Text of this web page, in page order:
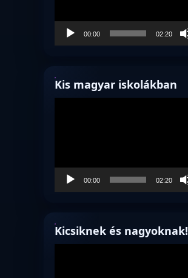
00:00 02:20
Kis magyar iskolákban
00:00 02:20
Kicsiknek és nagyoknak!